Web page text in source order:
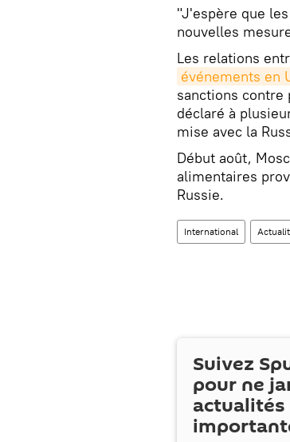
"J'espère que
nouvelles
Les relations
événements en
sanctions contre
déclaré à
mise avec la
Début août,
alimentaires
Russie.
International
Suivez
pour ne
actualités